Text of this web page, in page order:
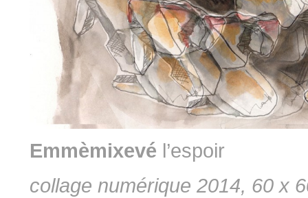
Emmèmixevé l’espoir
collage numérique 2014, 60 x